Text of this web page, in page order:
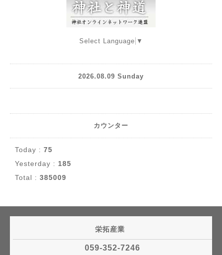
Select Language ▼
2026.08.09 Sunday
カウンター
Today : 75
Yesterday : 185
Total : 385009
栄拓産業
059-352-7246